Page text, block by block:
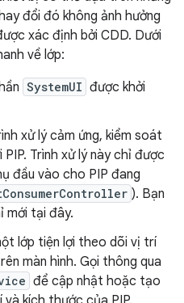
đổi đó không ảnh hưởng
xác định bởi CDD. Dưới
về lớp:
SystemUI được khởi
xử lý cảm ứng, kiểm soát
Trình xử lý này chỉ được
đầu vào cho PIP đang
). Bạn
mới tại đây.
lớp tiện lợi theo dõi vị trí
màn hình. Gọi thông qua
để cập nhật hoặc tạo